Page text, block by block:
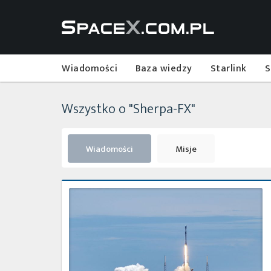
Wiadomości Baza wiedzy Starlink
Wszystko o "Sherpa-FX"
Wiadomości Misje
Falcon